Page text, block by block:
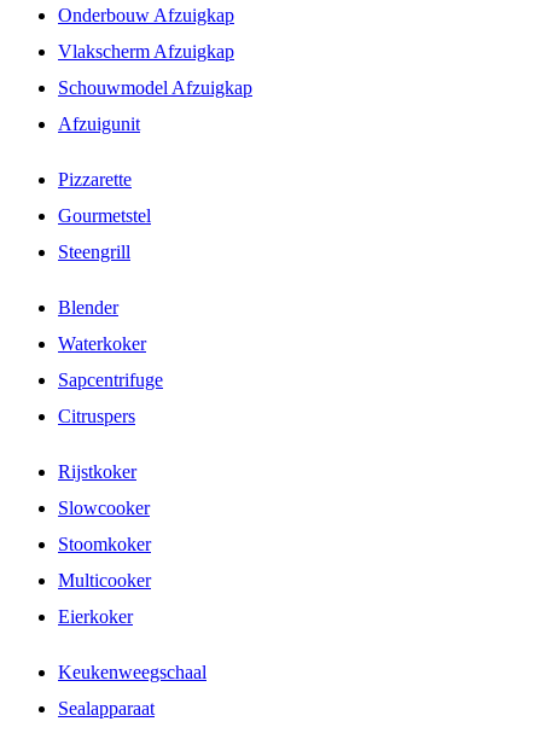
Onderbouw Afzuigkap
Vlakscherm Afzuigkap
Schouwmodel Afzuigkap
Afzuigunit
Pizzarette
Gourmetstel
Steengrill
Blender
Waterkoker
Sapcentrifuge
Citruspers
Rijstkoker
Slowcooker
Stoomkoker
Multicooker
Eierkoker
Keukenweegschaal
Sealapparaat